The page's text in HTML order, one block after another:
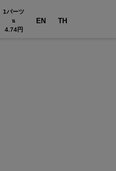
1バーツ
⇅
4.74円
EN TH